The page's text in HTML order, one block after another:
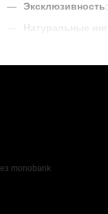
Эксклюзивность
Натуральные
Как выбрать свой
Выбор духов - это
вам найти